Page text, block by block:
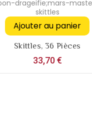
Ajouter au panier
Skittles, 36 Pièces
33,70 €Prix